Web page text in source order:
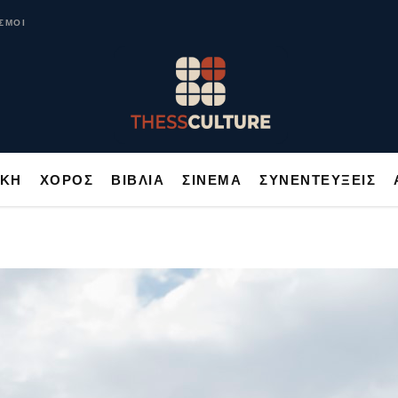
ΧΟΡΟΣ ΒΙΒΛΙΑ ΣΙΝΕΜΑ ΣΥΝΕΝΤΕΥΞΕΙΣ